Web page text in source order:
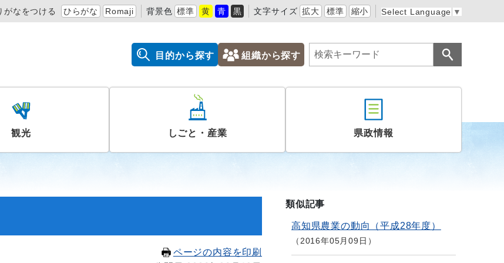
がなをつける ひらがな Romaji 背景色 標準 黄 青 黒 文字サイズ 拡大 標準 縮小 Select Language ▼
目的から探す 組織から探す
観光 しごと・産業 県政情報
ページの内容を印刷
類似記事
高知県農業の動向（平成28年度）
2016年05月09日